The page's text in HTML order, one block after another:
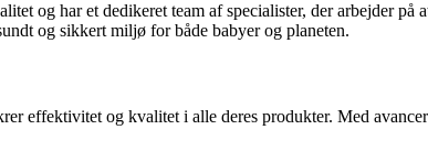
og har et dedikeret team af specialister, der arbejder
og sikkert miljø for både babyer og planeten.
effektivitet og kvalitet i alle deres produkter. Med